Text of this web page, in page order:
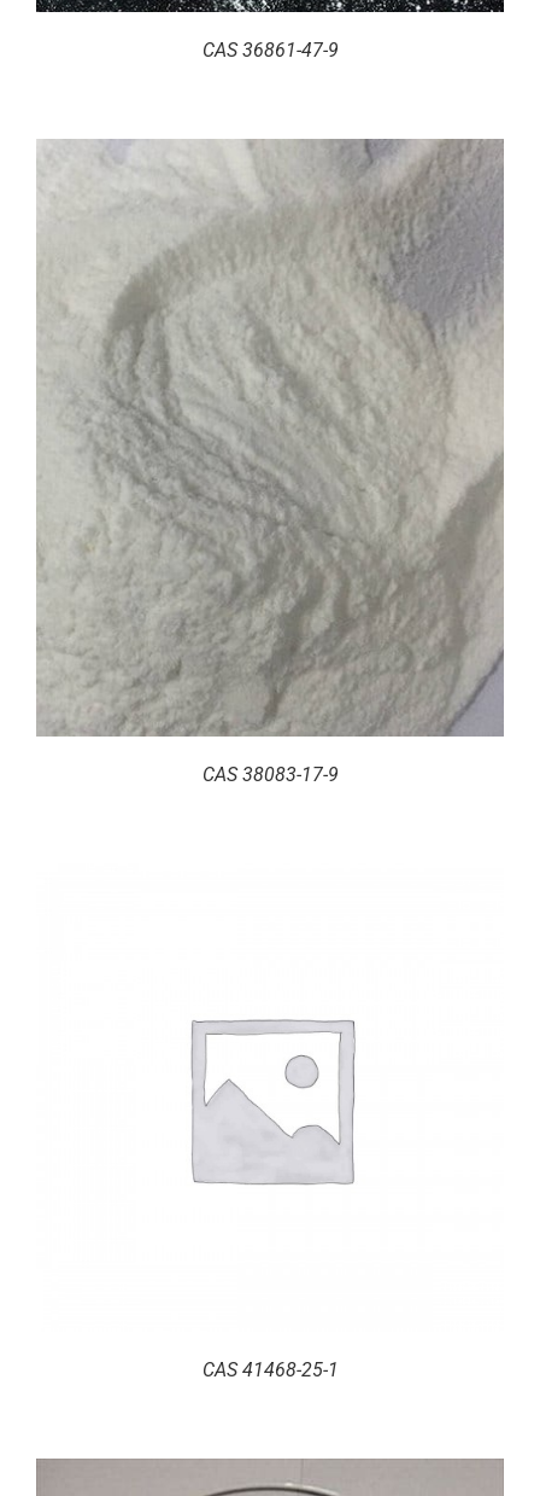
CAS 36861-47-9
CAS 38083-17-9
CAS 41468-25-1